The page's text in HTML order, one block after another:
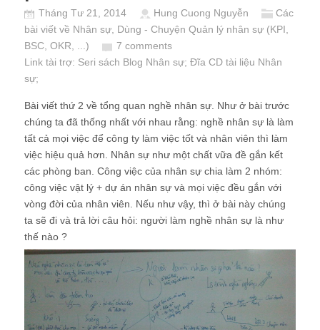
Tháng Tư 21, 2014 Hung Cuong Nguyễn
Các
bài viết về Nhân sự Dùng - Chuyện Quản lý nhân sự (KPI,
BSC, OKR, ...)
7 comments
Link tài trợ: Seri sách Blog Nhân sự; Đĩa CD tài liệu Nhân
sự;
Bài viết thứ 2 về tổng quan nghề nhân sự. Như ở bài trước
chúng ta đã thống nhất với nhau rằng: nghề nhân sự là làm
tất cả mọi việc để công ty làm việc tốt và nhân viên thì làm
việc hiệu quả hơn. Nhân sự như một chất vữa đề gắn kết
các phòng ban. Công việc của nhân sự chia làm 2 nhóm:
công việc vật lý + dự án nhân sự và mọi việc đều gắn với
vòng đời của nhân viên. Nếu như vậy, thì ở bài này chúng
ta sẽ đi và trả lời câu hỏi: người làm nghề nhân sự là như
thế nào ?